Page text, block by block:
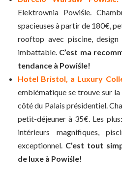
Elektrownia Powiśle.
spacieuses à partir de 180€,
rooftop avec piscine,
imbattable. C’est ma
tendance à Powiśle!
Hotel Bristol, a Luxury
emblématique se trouve sur
côté du Palais présidentiel.
petit-déjeuner à 35€. Les
intérieurs magnifiques,
exceptionnel. C’est tout
de luxe à Powiśle!